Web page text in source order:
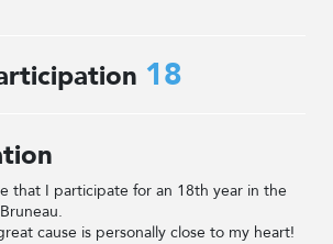
18
that I participate for an 18th year in the
cause is personally close to my heart!